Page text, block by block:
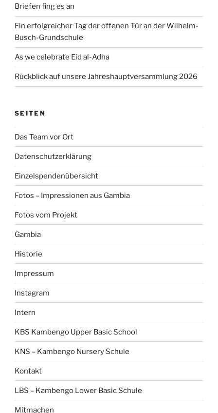
Briefen fing es an
Ein erfolgreicher Tag der offenen Tür an der Wilhelm-
Busch-Grundschule
As we celebrate Eid al-Adha
Rückblick auf unsere Jahreshauptversammlung 2026
SEITEN
Das Team vor Ort
Datenschutzerklärung
Einzelspendenübersicht
Fotos – Impressionen aus Gambia
Fotos vom Projekt
Gambia
Historie
Impressum
Instagram
Intern
KBS Kambengo Upper Basic School
KNS – Kambengo Nursery Schule
Kontakt
LBS – Kambengo Lower Basic Schule
Mitmachen